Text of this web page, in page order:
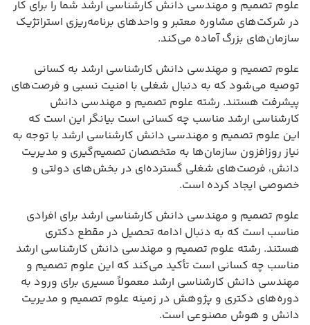
علوم تصمیم و مهندسی دانش کارشناسی ارشد شما را برای کار
در شرکت‌های مشاوره معتبر و واحدهای برنامه‌ریزی استراتژیک
سازمان‌های بزرگ آماده می‌کند.
علوم تصمیم و مهندسی دانش کارشناسی ارشد به کسانی
توصیه می‌شود که به دنبال شغلی با امنیت نسبی و فرصت‌های
پیشرفت هستند. رشته علوم تصمیم و مهندسی دانش
کارشناسی ارشد مناسب چه کسانی است بیانگر این است که
این علوم تصمیم و مهندسی دانش کارشناسی ارشد با توجه به
نیاز روزافزون سازمان‌ها به متخصصان تصمیم‌گیری و مدیریت
دانش، فرصت‌های شغلی گسترده‌ای در بخش‌های دولتی و
خصوصی ایجاد کرده است.
علوم تصمیم و مهندسی دانش کارشناسی ارشد برای افرادی
مناسب است که به دنبال ادامه تحصیل در مقطع دکتری
هستند. رشته علوم تصمیم و مهندسی دانش کارشناسی ارشد
مناسب چه کسانی است تأکید می‌کند که این علوم تصمیم و
مهندسی دانش کارشناسی ارشد معمولاً مسیری برای ورود به
دوره‌های دکتری و پژوهش در زمینه علوم تصمیم و مدیریت
دانش و هوش مصنوعی است.